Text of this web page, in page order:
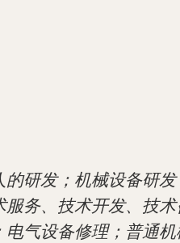
的研发；机械设备研
服务、技术开发、技
电气设备修理；普通